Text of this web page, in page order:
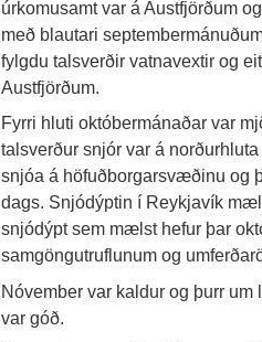
úrkomusamt var á Austfjörðum
með blautari
fylgdu talsverðir vatnavextir og
Austfjörðum.
Fyrri hluti októbermánaðar var
talsverður snjór var á
snjóa á höfuðborgarsvæðinu og
dags. Snjódýptin í Reykjavík
snjódýpt sem mælst hefur þar
samgöngutruflunum og
Nóvember var kaldur og þurr
var góð.